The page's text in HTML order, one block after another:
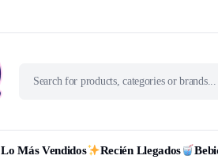
Lo Más Vendidos Recién Llegados